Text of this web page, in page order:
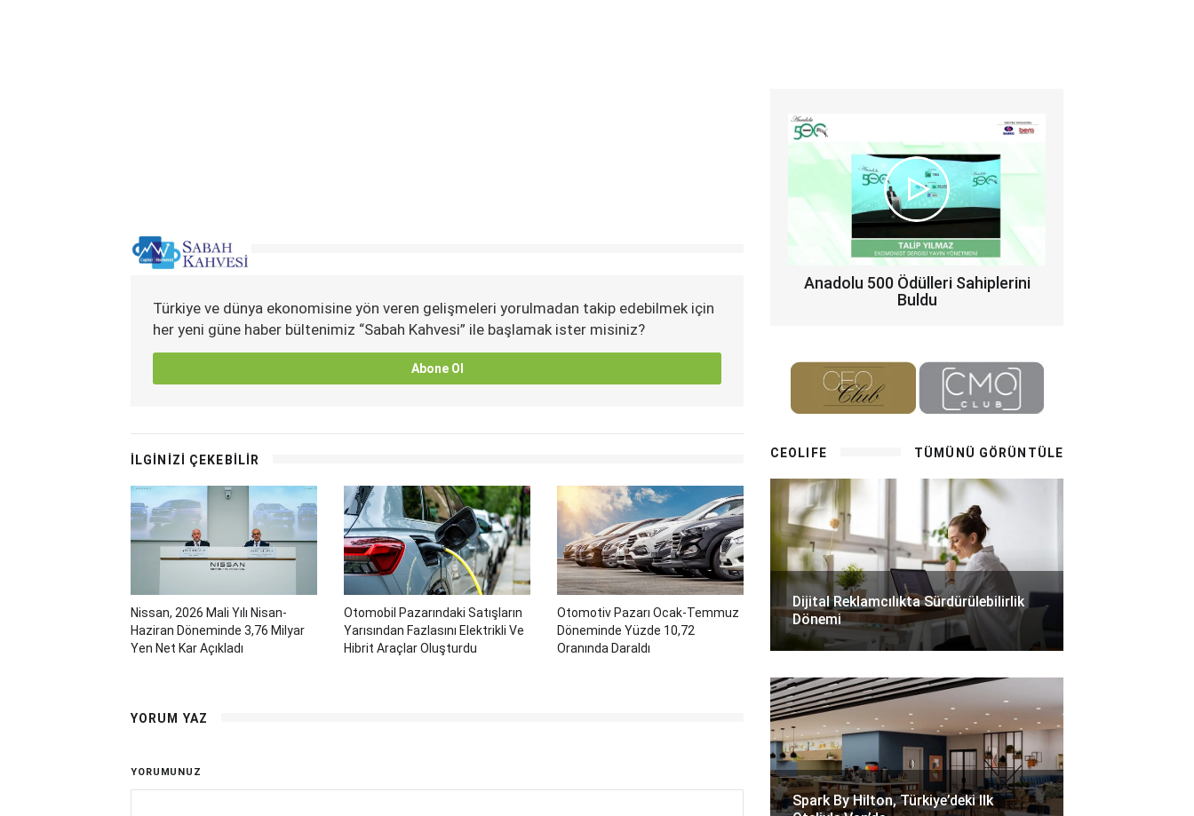
Türkiye ve dünya ekonomisine yön veren gelişmeleri yorulmadan takip edebilmek için
her yeni güne haber bültenimiz “Sabah Kahvesi” ile başlamak ister misiniz?
Abone Ol
İLGİNİZİ ÇEKEBİLİR
Nissan, 2026 Mali Yılı Nisan-
Haziran Döneminde 3,76 Milyar
Yen Net Kar Açıkladı
Otomobil Pazarındaki Satışların
Yarısından Fazlasını Elektrikli Ve
Hibrit Araçlar Oluşturdu
Otomotiv Pazarı Ocak-Temmuz
Döneminde Yüzde 10,72
Oranında Daraldı
YORUM YAZ
YORUMUNUZ
Anadolu 500 Ödülleri Sahiplerini
Buldu
CEOLIFE TÜMÜNÜ GÖRÜNTÜLE
Dijital Reklamcılıkta Sürdürülebilirlik
Dönemi
Spark By Hilton, Türkiye’deki Ilk